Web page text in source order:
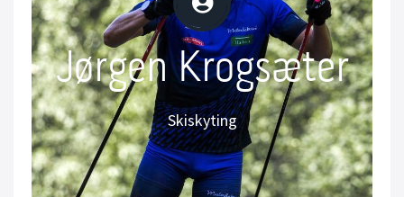
Jørgen Krogsæter
Skiskyting
Jørgen Krogsæter